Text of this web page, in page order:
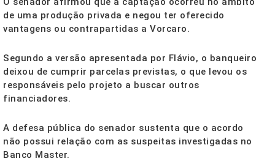
de uma produção privada e negou ter oferecido
vantagens ou contrapartidas a Vorcaro.
Segundo a versão apresentada por Flávio, o banqueiro
deixou de cumprir parcelas previstas, o que levou os
responsáveis pelo projeto a buscar outros
financiadores.
A defesa pública do senador sustenta que o acordo
não possui relação com as suspeitas investigadas no
Banco Master.